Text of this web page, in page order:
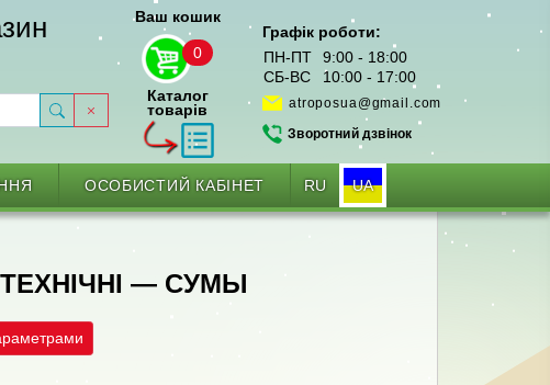
Ваш кошик
0
Каталог
товарів
Графік роботи:
ПН-ПТ
9:00 - 18:00
СБ-ВС
10:00 - 17:00
atroposua@gmail.com
Зворотний дзвінок
ОСОБИСТИЙ КАБІНЕТ RU UA
— СУМЫ